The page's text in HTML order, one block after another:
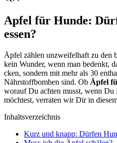
Apfel für Hun­de:
essen?
Äpfel zäh­len unzwei­fel­haft zu den
kein Wun­der, wenn man bedenkt,
cken, son­dern mit mehr als 30
Nähr­stoff­bom­ben sind. Ob Äpfel
wor­auf Du ach­ten musst, wenn Du
möch­test, ver­ra­ten wir Dir in
Inhalts­ver­zeich­nis
Kurz und knapp: Dür­fen